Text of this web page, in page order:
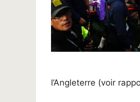
l’Angleterre (voir